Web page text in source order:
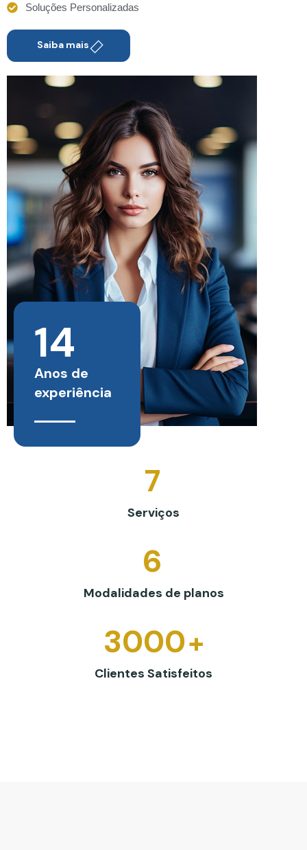
Soluções Personalizadas
Saiba mais
14
Anos de
experiência
7
Serviços
6
Modalidades de planos
3000+
Clientes Satisfeitos